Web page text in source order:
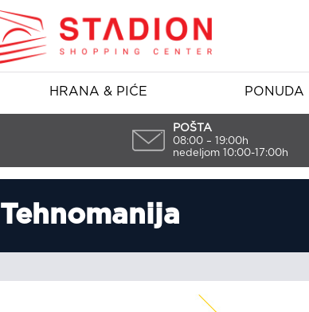
HRANA & PIĆE PONUDA
POŠTA
08:00 – 19:00h
nedeljom 10:00-17:00h
Tehnomanija